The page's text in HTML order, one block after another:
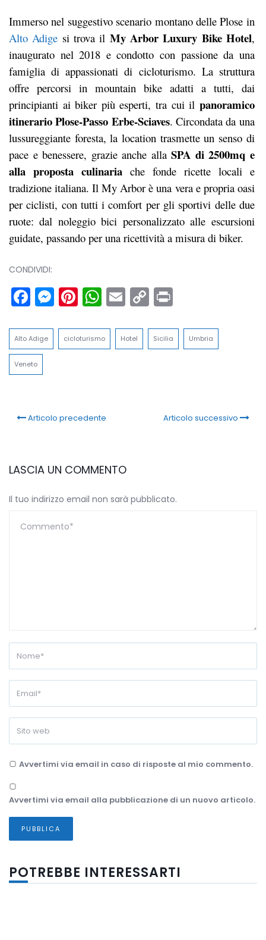
Immerso nel suggestivo scenario montano delle Plose in
Alto Adige si trova il My Arbor Luxury Bike Hotel,
inaugurato nel 2018 e condotto con passione da una
famiglia di appassionati di cicloturismo. La struttura
offre percorsi in mountain bike adatti a tutti, dai
principianti ai biker più esperti, tra cui il panoramico
itinerario Plose-Passo Erbe-Sciaves. Circondata da una
lussureggiante foresta, la location trasmette un senso di
pace e benessere, grazie anche allaSPA di 2500mq e
alla proposta culinariache fonde ricette locali e
tradizione italiana. Il My Arbor è una vera e propria oasi
per ciclisti, con tutti i comfort per gli sportivi delle due
ruote: dal noleggio bici personalizzato alle escursioni
guidate, passando per una ricettività a misura di biker.
CONDIVIDI:
Facebook
Messenger
Pinterest
WhatsApp
Email
Copy
Link
Alto Adige cicloturismo Hotel Sicilia Umbria
Veneto
Articolo precedente Articolo successivo
LASCIA UN COMMENTO
Il tuo indirizzo email non sarà pubblicato.
Avvertimi via email in caso di risposte al mio commento.
Avvertimi via email alla pubblicazione di un nuovo articolo.
POTREBBE INTERESSARTI